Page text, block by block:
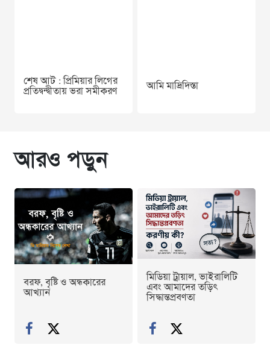
শেষ আট : প্রিমিয়ার লিগের
প্রতিদ্বন্দ্বীতায় ভরা সমীকরণ
আমি মাদ্রিদিস্তা
আরও পড়ুন
বরফ, বৃষ্টি ও অন্ধকারের
আখ্যান
মিডিয়া ট্রায়াল, ভাইরালিটি
এবং আমাদের তড়িৎ
সিদ্ধান্তপ্রবণতা